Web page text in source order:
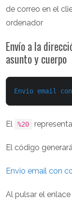
de correo en el
ordenador
Envío a la
asunto y cuerpo
Envio email
El %20
El código
Envio email con
Al pulsar el